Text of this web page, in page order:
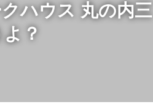
ハウス 丸の内三
？